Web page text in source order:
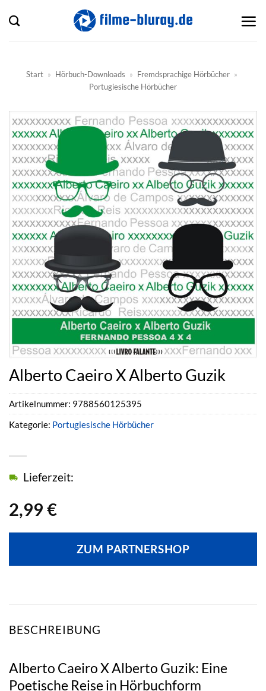
Inhalt
springen
Start » Hörbuch-Downloads » Fremdsprachige Hörbücher »
Portugiesische Hörbücher
Alberto Caeiro X Alberto Guzik
2,99 €
Lieferzeit:
ZUM PARTNERSHOP
Artikelnummer: 9788560125395
Kategorie: Portugiesische Hörbücher
BESCHREIBUNG
Alberto Caeiro X Alberto Guzik: Eine
Poetische Reise in Hörbuchform